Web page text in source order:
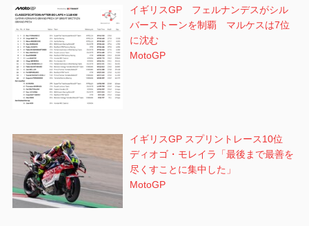
イギリスGP フェルナンデスがシル
バーストーンを制覇 マルケスは7位
に沈む
MotoGP
イギリスGP スプリントレース10位
ディオゴ・モレイラ「最後まで最善を
尽くすことに集中した」
MotoGP